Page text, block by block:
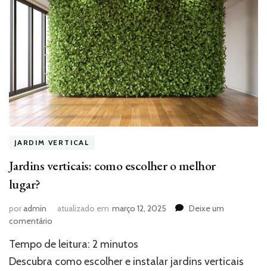
JARDIM VERTICAL
Jardins verticais: como escolher o melhor
lugar?
poradmin atualizado em março 12, 2025
Deixe um
comentário
verticais:
como
Tempo de leitura: 2 minutos
Descubra como escolher e instalar jardins verticais